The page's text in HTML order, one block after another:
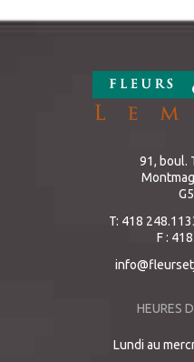
91, boul.
T: 418
F :
HEURES
Lundi au